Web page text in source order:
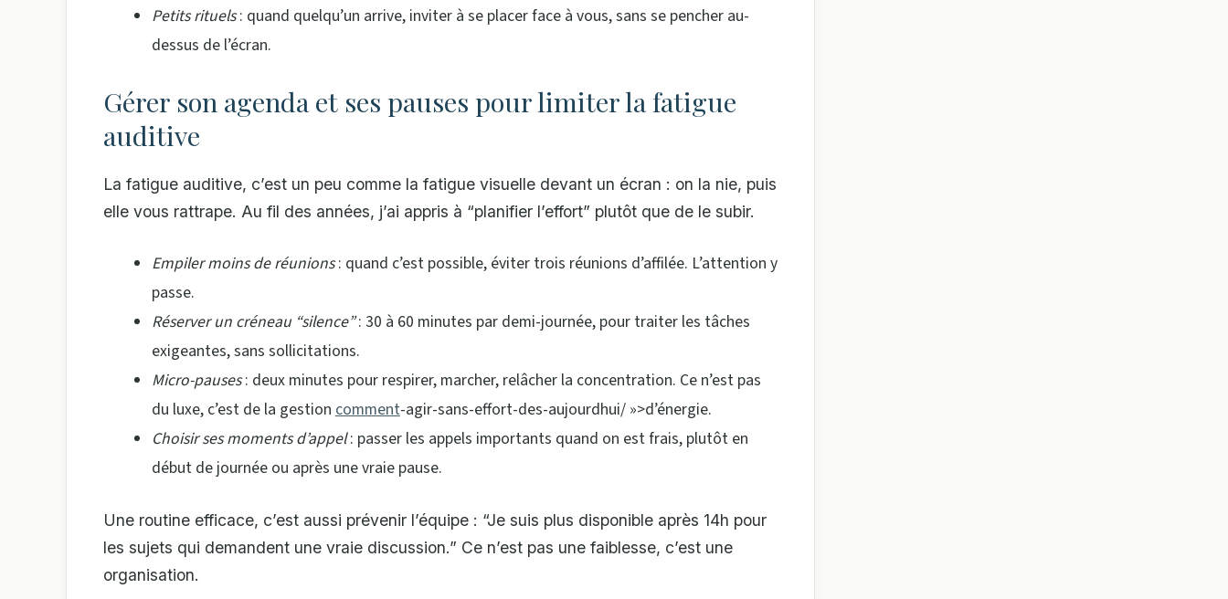
Petits rituels: quand quelqu’un arrive, inviter à se placer face à vous, sans se pencher au-
dessus de l’écran.
Gérer son agenda et ses pauses pour limiter la fatigue
auditive
La fatigue auditive, c’est un peu comme la fatigue visuelle devant un écran : on la nie, puis
elle vous rattrape. Au fil des années, j’ai appris à “planifier l’effort” plutôt que de le subir.
Empiler moins de réunions: quand c’est possible, éviter trois réunions d’affilée. L’attention y
passe.
Réserver un créneau “silence”: 30 à 60 minutes par demi-journée, pour traiter les tâches
exigeantes, sans sollicitations.
Micro-pauses: deux minutes pour respirer, marcher, relâcher la concentration. Ce n’est pas
du luxe, c’est de la gestioncomment-agir-sans-effort-des-aujourdhui/ »>d’énergie.
Choisir ses moments d’appel: passer les appels importants quand on est frais, plutôt en
début de journée ou après une vraie pause.
Une routine efficace, c’est aussi prévenir l’équipe : “Je suis plus disponible après 14h pour
les sujets qui demandent une vraie discussion.” Ce n’est pas une faiblesse, c’est une
organisation.